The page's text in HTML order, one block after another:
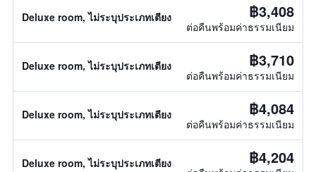
Deluxe room, ไม่ระบุประเภทเตียง ฿3,408
ต่อคืนพร้อมค่าธรรมเนียม
Deluxe room, ไม่ระบุประเภทเตียง ฿3,710
ต่อคืนพร้อมค่าธรรมเนียม
Deluxe room, ไม่ระบุประเภทเตียง ฿4,084
ต่อคืนพร้อมค่าธรรมเนียม
Deluxe room, ไม่ระบุประเภทเตียง ฿4,204